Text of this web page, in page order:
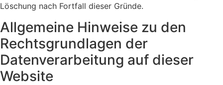
Löschung nach Fortfall dieser Gründe.
Allgemeine Hinweise zu den
Rechtsgrundlagen der
Datenverarbeitung auf dieser
Website